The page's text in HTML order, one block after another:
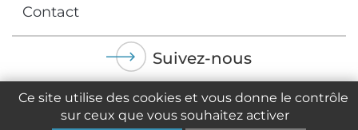
Contact
Suivez-nous
Ce site utilise des cookies et vous donne le contrôle
sur ceux que vous souhaitez activer